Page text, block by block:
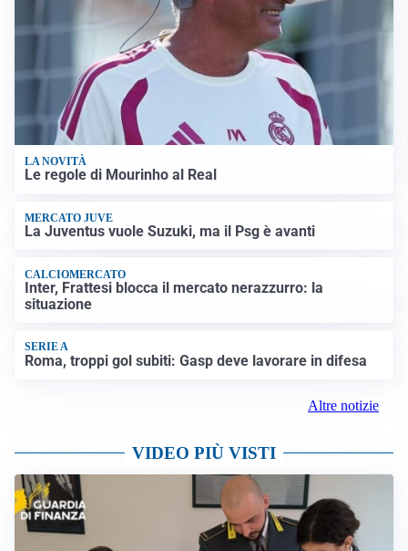
LA NOVITÀ
Le regole di Mourinho al Real
MERCATO JUVE
La Juventus vuole Suzuki, ma il Psg è avanti
CALCIOMERCATO
Inter, Frattesi blocca il mercato nerazzurro: la
situazione
SERIE A
Roma, troppi gol subiti: Gasp deve lavorare in difesa
Altre notizie
VIDEO PIÙ VISTI